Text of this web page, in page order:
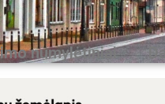
numylėtiniai